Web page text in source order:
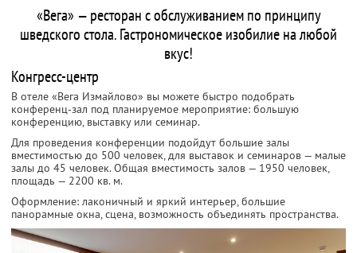
«Вега» — ресторан с обслуживанием по принципу
шведского стола. Гастрономическое изобилие на любой
вкус!
Конгресс-центр
В отеле «Вега Измайлово» вы можете быстро подобрать
конференц-зал под планируемое мероприятие: большую
конференцию, выставку или семинар.
Для проведения конференции подойдут большие залы
вместимостью до 500 человек, для выставок и семинаров — малые
залы до 45 человек. Общая вместимость залов — 1950 человек,
площадь — 2200 кв. м.
Оформление: лаконичный и яркий интерьер, большие
панорамные окна, сцена, возможность объединять пространства.